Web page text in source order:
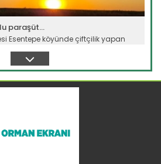
paraşüt...
Esentepe köyünde çiftçilik yapan